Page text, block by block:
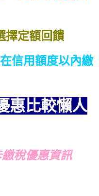
擇定額回饋
信用額度以內繳
惠比較懶人
稅優惠資訊